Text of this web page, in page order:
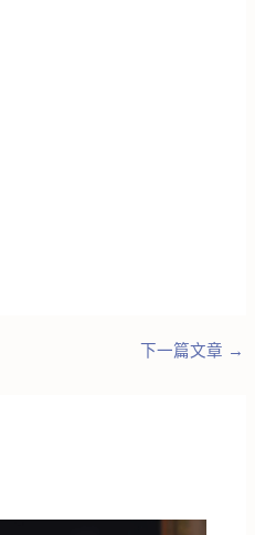
下一篇文章 →